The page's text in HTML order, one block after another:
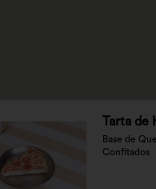
Tarta de
Base de
Confitados